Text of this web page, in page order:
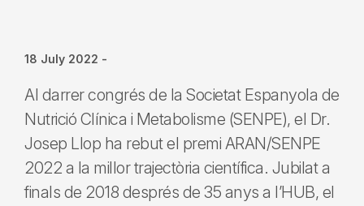
18 July 2022 -
Al darrer congrés de la Societat Espanyola de
Nutrició Clínica i Metabolisme (SENPE), el Dr.
Josep Llop ha rebut el premi ARAN/SENPE
2022 a la millor trajectòria científica. Jubilat a
finals de 2018 després de 35 anys a l’HUB, el